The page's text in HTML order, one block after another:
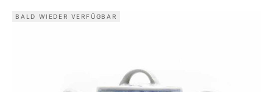
BALD WIEDER VERFÜGBAR